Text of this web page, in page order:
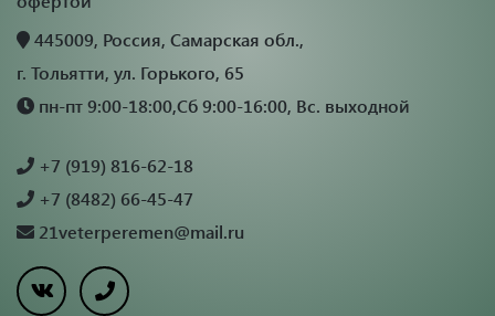
445009, Россия, Самарская обл.,
г. Тольятти, ул. Горького, 65
пн-пт 9:00-18:00,Сб 9:00-16:00, Вс. выходной
+7 (919) 816-62-18
+7 (8482) 66-45-47
21veterperemen@mail.ru